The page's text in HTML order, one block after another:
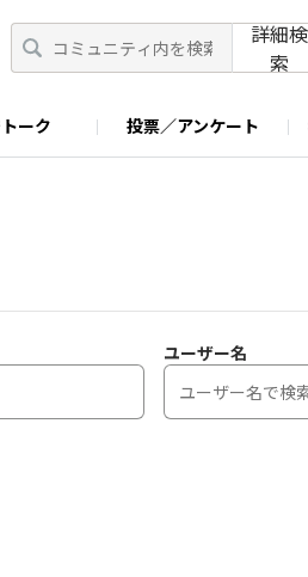
詳細検
索
ーク 投票／アンケート
ユーザー名